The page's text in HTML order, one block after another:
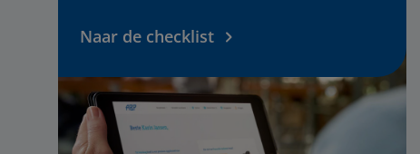
Naar de checklist